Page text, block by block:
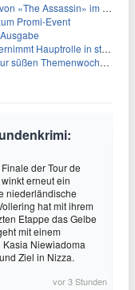
Assassin» im Fernsehen
Promi-Event
in starbesetzter schwarzer Komödie
Themenwoche ein
der Tour de
erneut ein
niederländische
hat mit ihrem
Etappe das Gelbe
mit einem
Niewiadoma
Ziel in Nizza.
vor 3 Stunden